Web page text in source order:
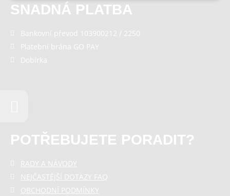
SNADNÁ PLATBA
Bankovní převod 103900212 / 2250
Platební brána GO PAY
Dobírka
POTŘEBUJETE PORADIT?
RADY A NÁVODY
NEJČASTĚJŠÍ DOTAZY FAQ
OBCHODNÍ PODMÍNKY
Přijmout všechna cookies
Cookies a podobné technologie dělíme na technická: nutná
této části spadají analytická a marketingová cookies.